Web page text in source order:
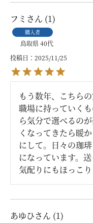
フミ 1
購入者
鳥取県40代
投稿日
2025/11/25
もう数年、こちら
職場に持っていく
ら気分で選べるの
くなってきたら暖
にして。日々の珈
になっています。
気配りにもほっこり
あゆひ 1